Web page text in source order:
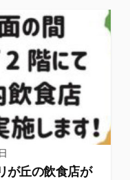
が丘の飲食店が